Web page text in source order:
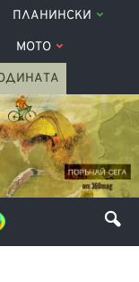
ПЛАНИНСКИ
МОТО